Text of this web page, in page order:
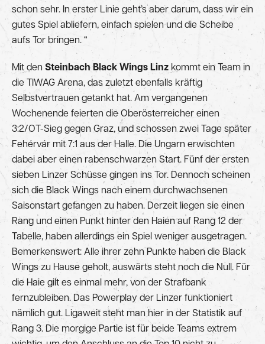
schon sehr. In erster Linie geht’s aber darum, dass wir ein
gutes Spiel abliefern, einfach spielen und die Scheibe
aufs Tor bringen. “
Mit den Steinbach Black Wings Linz kommt ein Team in
die TIWAG Arena, das zuletzt ebenfalls kräftig
Selbstvertrauen getankt hat. Am vergangenen
Wochenende feierten die Oberösterreicher einen
3:2/OT-Sieg gegen Graz, und schossen zwei Tage später
Fehérvár mit 7:1 aus der Halle. Die Ungarn erwischten
dabei aber einen rabenschwarzen Start. Fünf der ersten
sieben Linzer Schüsse gingen ins Tor. Dennoch scheinen
sich die Black Wings nach einem durchwachsenen
Saisonstart gefangen zu haben. Derzeit liegen sie einen
Rang und einen Punkt hinter den Haien auf Rang 12 der
Tabelle, haben allerdings ein Spiel weniger ausgetragen.
Bemerkenswert: Alle ihrer zehn Punkte haben die Black
Wings zu Hause geholt, auswärts steht noch die Null. Für
die Haie gilt es einmal mehr, von der Strafbank
fernzubleiben. Das Powerplay der Linzer funktioniert
nämlich gut. Ligaweit steht man hier in der Statistik auf
Rang 3. Die morgige Partie ist für beide Teams extrem